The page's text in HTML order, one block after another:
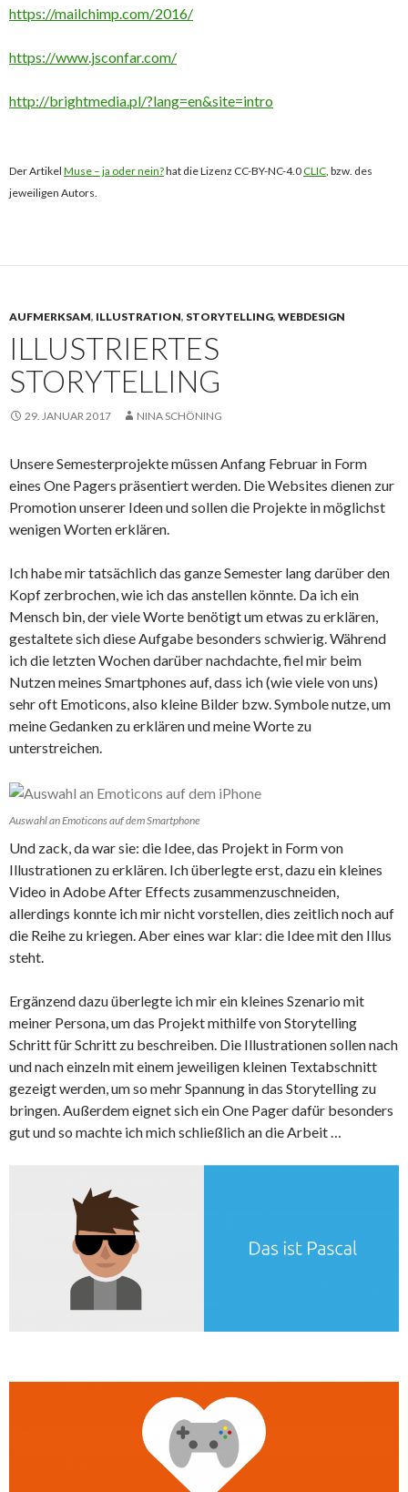
https://mailchimp.com/2016/
https://www.jsconfar.com/
http://brightmedia.pl/?lang=en&site=intro
Der Artikel Muse – ja oder nein?hat die Lizenz CC-BY-NC-4.0CLIC, bzw. des
jeweiligen Autors.
AUFMERKSAM, ILLUSTRATION, STORYTELLING, WEBDESIGN
ILLUSTRIERTES
STORYTELLING
29. JANUAR 2017 NINA SCHÖNING
Unsere Semesterprojekte müssen Anfang Februar in Form
eines One Pagers präsentiert werden. Die Websites dienen zur
Promotion unserer Ideen und sollen die Projekte in möglichst
wenigen Worten erklären.
Ich habe mir tatsächlich das ganze Semester lang darüber den
Kopf zerbrochen, wie ich das anstellen könnte. Da ich ein
Mensch bin, der viele Worte benötigt um etwas zu erklären,
gestaltete sich diese Aufgabe besonders schwierig. Während
ich die letzten Wochen darüber nachdachte, fiel mir beim
Nutzen meines Smartphones auf, dass ich (wie viele von uns)
sehr oft Emoticons, also kleine Bilder bzw. Symbole nutze, um
meine Gedanken zu erklären und meine Worte zu
unterstreichen.
Auswahl an Emoticons auf dem Smartphone
Und zack, da war sie: die Idee, das Projekt in Form von
Illustrationen zu erklären. Ich überlegte erst, dazu ein kleines
Video in Adobe After Effects zusammenzuschneiden,
allerdings konnte ich mir nicht vorstellen, dies zeitlich noch auf
die Reihe zu kriegen. Aber eines war klar: die Idee mit den Illus
steht.
Ergänzend dazu überlegte ich mir ein kleines Szenario mit
meiner Persona, um das Projekt mithilfe von Storytelling
Schritt für Schritt zu beschreiben. Die Illustrationen sollen nach
und nach einzeln mit einem jeweiligen kleinen Textabschnitt
gezeigt werden, um so mehr Spannung in das Storytelling zu
bringen. Außerdem eignet sich ein One Pager dafür besonders
gut und so machte ich mich schließlich an die Arbeit …